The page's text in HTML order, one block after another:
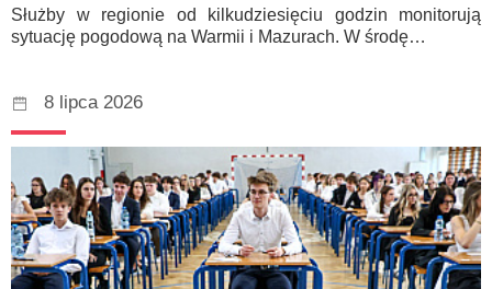
Służby w regionie od kilkudziesięciu godzin monitorują
sytuację pogodową na Warmii i Mazurach. W środę…
8 lipca 2026